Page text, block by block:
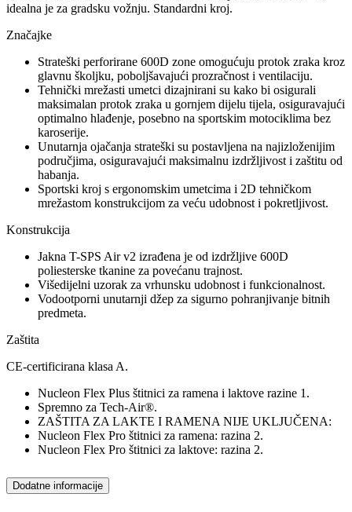
idealna je za gradsku vožnju. Standardni kroj.
Značajke
Strateški perforirane 600D zone omogućuju protok zraka kroz
glavnu školjku, poboljšavajući prozračnost i ventilaciju.
Tehnički mrežasti umetci dizajnirani su kako bi osigurali
maksimalan protok zraka u gornjem dijelu tijela, osiguravajući
optimalno hlađenje, posebno na sportskim motociklima bez
karoserije.
Unutarnja ojačanja strateški su postavljena na najizloženijim
područjima, osiguravajući maksimalnu izdržljivost i zaštitu od
habanja.
Sportski kroj s ergonomskim umetcima i 2D tehničkom
mrežastom konstrukcijom za veću udobnost i pokretljivost.
Konstrukcija
Jakna T-SPS Air v2 izrađena je od izdržljive 600D
poliesterske tkanine za povećanu trajnost.
Višedijelni uzorak za vrhunsku udobnost i funkcionalnost.
Vodootporni unutarnji džep za sigurno pohranjivanje bitnih
predmeta.
Zaštita
CE-certificirana klasa A.
Nucleon Flex Plus štitnici za ramena i laktove razine 1.
Spremno za Tech-Air®.
ZAŠTITA ZA LAKTE I RAMENA NIJE UKLJUČENA:
Nucleon Flex Pro štitnici za ramena: razina 2.
Nucleon Flex Pro štitnici za laktove: razina 2.
Dodatne informacije